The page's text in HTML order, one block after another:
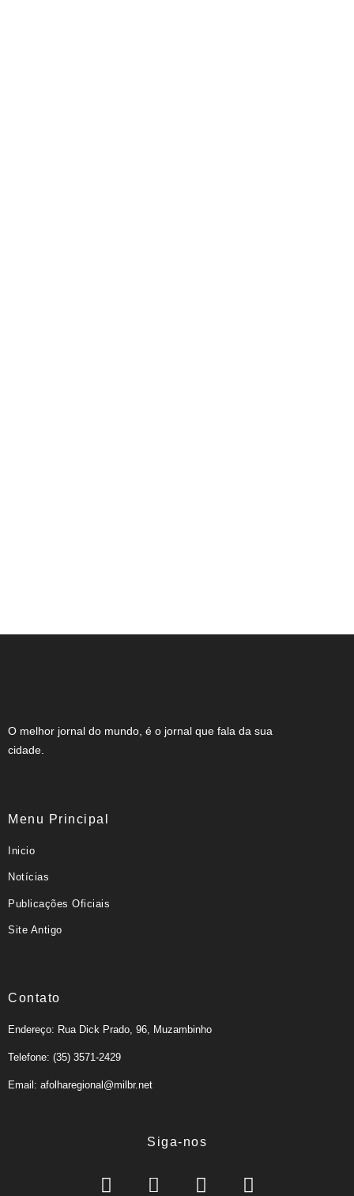
O melhor jornal do mundo, é o jornal que fala da sua
cidade.
Menu Principal
Inicio
Notícias
Publicações Oficiais
Site Antigo
Contato
Endereço: Rua Dick Prado, 96, Muzambinho
Telefone: (35) 3571-2429
Email: afolharegional@milbr.net
Siga-nos